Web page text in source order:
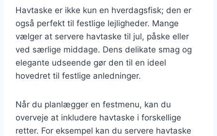
Havtaske er ikke kun en hverdagsfisk; den er
også perfekt til festlige lejligheder. Mange
vælger at servere havtaske til jul, påske eller
ved særlige middage. Dens delikate smag og
elegante udseende gør den til en ideel
hovedret til festlige anledninger.
Når du planlægger en festmenu, kan du
overveje at inkludere havtaske i forskellige
retter. For eksempel kan du servere havtaske